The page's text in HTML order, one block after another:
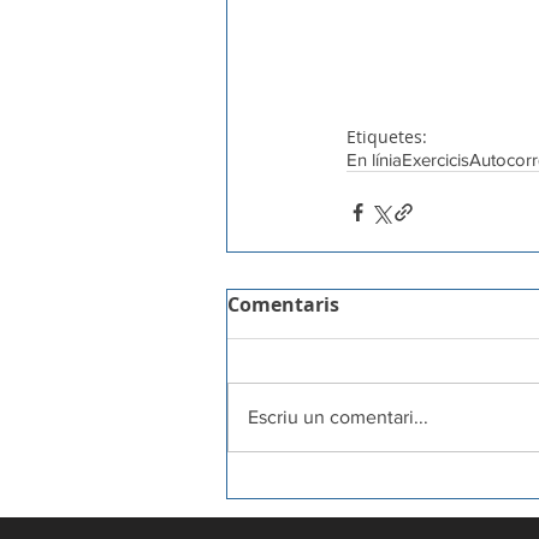
Etiquetes:
En líniaExercicis
Comentaris
Escriu un comentari...